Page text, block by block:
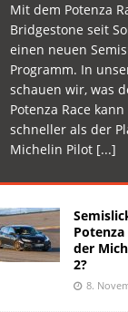
Mit dem Potenza
Bridgestone seit
einen neuen
Programm. In
schauen wir, was
Potenza Race
schneller als der
Michelin Pilot [...]
Potenza
der
2?
8.